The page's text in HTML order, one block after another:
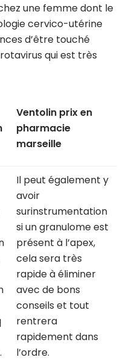
une femme dont le
cervico-utérine
d’être touché
qui est très
Ventolin prix en
pharmacie
marseille
Il peut également y
avoir
surinstrumentation
si un granulome est
présent à l’apex,
cela sera très
rapide à éliminer
avec de bons
conseils et tout
rentrera
rapidement dans
l’ordre.